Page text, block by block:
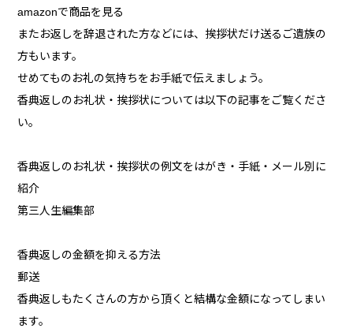
amazonで商品を見る
またお返しを辞退された方などには、挨拶状だけ送るご遺族の
方もいます。
せめてものお礼の気持ちをお手紙で伝えましょう。
香典返しのお礼状・挨拶状については以下の記事をご覧くださ
い。
香典返しのお礼状・挨拶状の例文をはがき・手紙・メール別に
紹介
第三人生編集部
香典返しの金額を抑える方法
郵送
香典返しもたくさんの方から頂くと結構な金額になってしまい
ます。